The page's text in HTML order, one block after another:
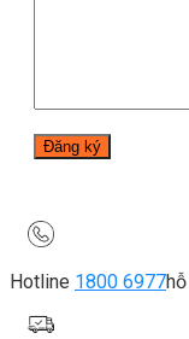
Hotline 1800 6977